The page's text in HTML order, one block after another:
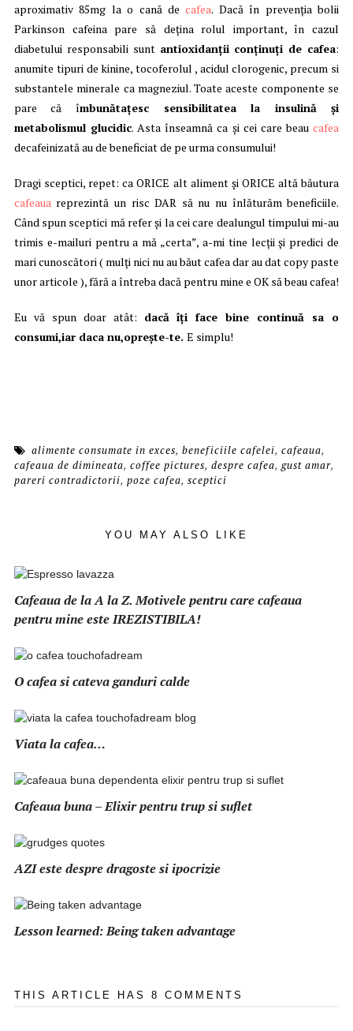
aproximativ 85mg la o cană decafea. Dacă în prevenţia bolii
Parkinson cafeina pare să deţina rolul important, în cazul
diabetului responsabili sunt antioxidanţii conţinuţi de cafea:
anumite tipuri de kinine, tocoferolul , acidul clorogenic, precum si
substantele minerale ca magneziul. Toate aceste componente se
pare că îmbunătaţesc sensibilitatea la insulină şi
metabolismul glucidic. Asta înseamnă ca şi cei care beaucafea
decafeinizată au de beneficiat de pe urma consumului!
Dragi sceptici, repet: ca ORICE alt aliment şi ORICE altă băutura
cafeauareprezintă un risc DAR să nu nu înlăturăm beneficiile.
Când spun sceptici mă refer şi la cei care dealungul timpului mi-au
trimis e-mailuri pentru a mă „certa”, a-mi tine lecţii şi predici de
mari cunoscători ( mulţi nici nu au băut cafea dar au dat copy paste
unor articole ), fără a întreba dacă pentru mine e OK să beau cafea!
Eu vă spun doar atât: dacă îţi face bine continuă sa o
consumi,iar daca nu,opreşte-te. E simplu!
alimente consumate in exces,beneficiile cafelei,cafeaua,
cafeaua de dimineata, coffee pictures, despre cafea, gust amar,
pareri contradictorii, poze cafea, sceptici
YOU MAY ALSO LIKE
Cafeaua de la A la Z. Motivele pentru care cafeaua
pentru mine este IREZISTIBILA!
O cafea si cateva ganduri calde
Viata la cafea…
Cafeaua buna – Elixir pentru trup si suflet
AZI este despre dragoste si ipocrizie
Lesson learned: Being taken advantage
THIS ARTICLE HAS 8 COMMENTS